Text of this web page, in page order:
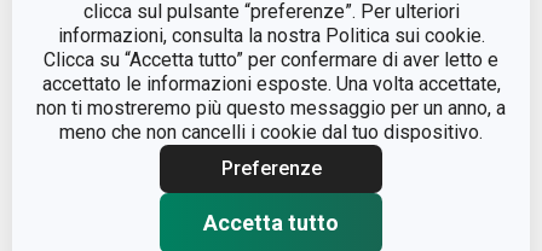
clicca sul pulsante “preferenze”. Per ulteriori
informazioni, consulta la nostra Politica sui cookie.
Clicca su “Accetta tutto” per confermare di aver letto e
accettato le informazioni esposte. Una volta accettate,
non ti mostreremo più questo messaggio per un anno, a
meno che non cancelli i cookie dal tuo dispositivo.
Preferenze
Accetta tutto
Cassetta porta attrezzi
PRESTO